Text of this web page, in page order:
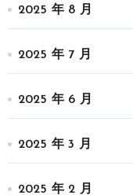
2025 年 8 月
2025 年 7 月
2025 年 6 月
2025 年 3 月
2025 年 2 月